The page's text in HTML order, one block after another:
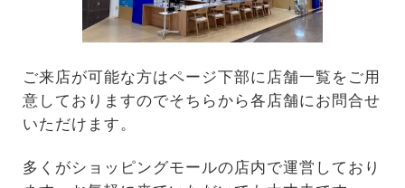
ご来店が可能な方はページ下部に店舗一覧をご用
意しておりますのでそちらから各店舗にお問合せ
いただけます。
多くがショッピングモールの店内で運営しており